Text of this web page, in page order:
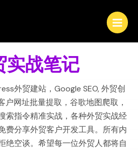
实战笔记
外贸建站，Google SEO, 外贸创
网址批量提取，谷歌地图爬取，
索指令精准实战，各种外贸实战经
费分享外贸客户开发工具。所有内
绝空谈。希望每一位外贸人都将自